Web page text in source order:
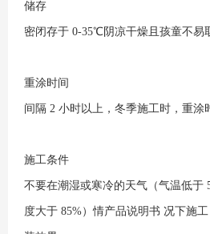
储存
密闭存于 0-35℃阴凉干燥且孩童不易
重涂时间
间隔 2 小时以上，冬季施工时，重涂
施工条件
不要在潮湿或寒冷的天气（气温低于
度大于 85%）情产品说明书 况下施